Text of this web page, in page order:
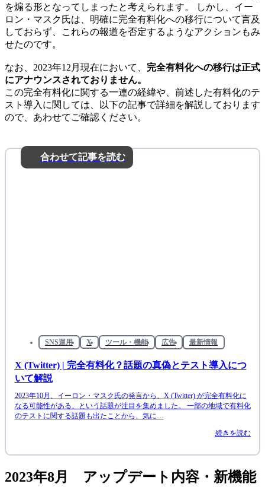
を煽る形となってしまったと考えられます。 しかし、イー
ロン・マスク氏は、明確に完全有料化への移行について言及
しておらず、これらの報道を否定するようなアクションもみ
せたのです。
なお、2023年12月現在において、 完全有料化への移行は正式
にアナウンスされておりません。
この完全有料化に関する一連の経緯や、前述した有料化のテ
スト導入に関しては、以下の記事で詳細を解説しております
ので、あわせてご確認ください。
合わせて記事を読む
SNS運用 X ツール・機能 広告 最新情報
X (Twitter) | 完全有料化？話題の真偽とテスト導入につ
いて解説
2023年10月、イーロン・マスク氏の発言から、X (Twitter) が完全有料化に
なる可能性がある、という話題が注目を集めました。 一部の地域で有料化
のテストに関する話題も出たことから、気に…
続きを読む
2023年8月 アップデート内容・新機能